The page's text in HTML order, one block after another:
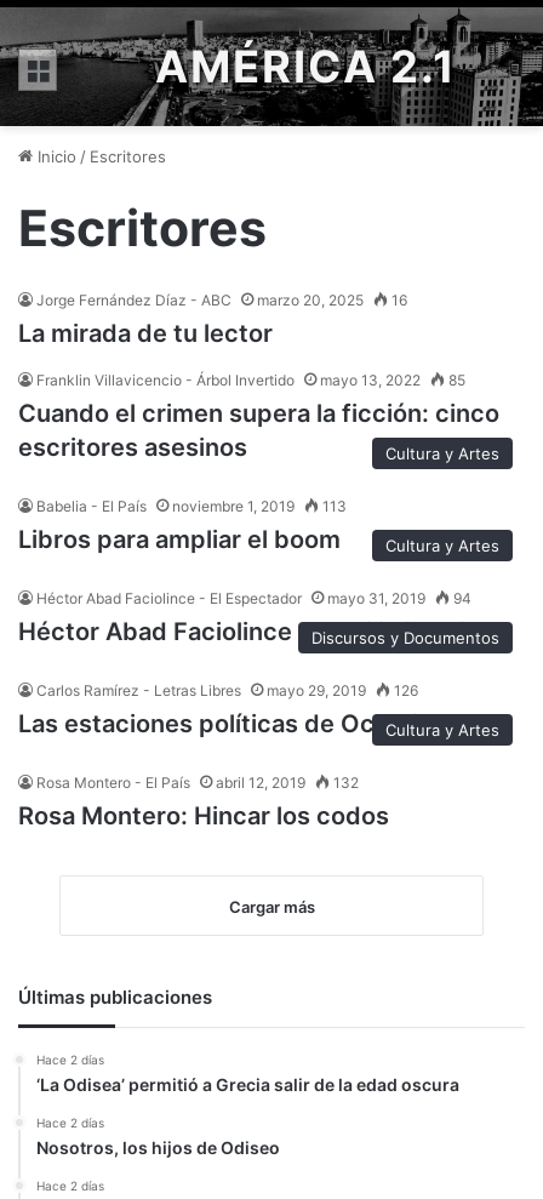
Menú AMÉRICA 2.1
Inicio / Escritores
Escritores
Jorge Fernández Díaz - ABC marzo 20, 2025 16
La mirada de tu lector
Franklin Villavicencio - Árbol Invertido mayo 13, 2022 85
Cuando el crimen supera la ficción: cinco
escritores asesinos
Cultura y Artes
Babelia - El País noviembre 1, 2019 113
Libros para ampliar el boom Cultura y Artes
Héctor Abad Faciolince - El Espectador mayo 31, 2019 94
Héctor Abad Faciolince : El exilio interior
Discursos y Documentos
Carlos Ramírez - Letras Libres mayo 29, 2019 126
Las estaciones políticas de Octavio Paz
Cultura y Artes
Rosa Montero - El País abril 12, 2019 132
Rosa Montero: Hincar los codos
Cargar más
Últimas publicaciones
Hace 2 días
‘La Odisea’ permitió a Grecia salir de la edad oscura
Hace 2 días
Nosotros, los hijos de Odiseo
Hace 2 días